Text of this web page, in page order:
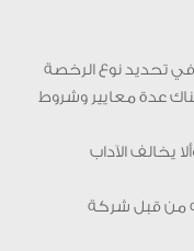
في تحديد نوع الرخصة
هناك عدة معايير وشروط
يخالف الآداب
من قبل شركة